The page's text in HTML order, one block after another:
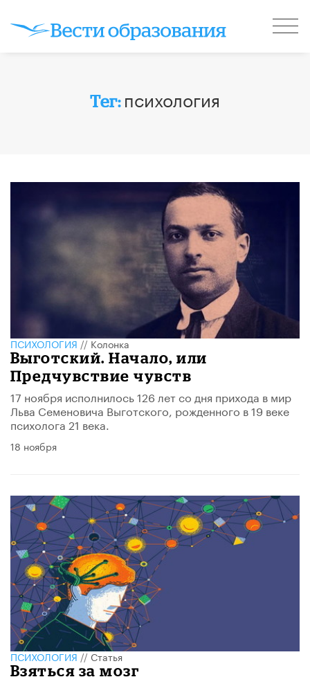
Тег: психология
ПСИХОЛОГИЯ//Колонка
Выготский. Начало, или
Предчувствие чувств
17 ноября исполнилось 126 лет со дня прихода в мир
Льва Семеновича Выготского, рожденного в 19 веке
психолога 21 века.
18 ноября
ПСИХОЛОГИЯ//Статья
Взяться за мозг